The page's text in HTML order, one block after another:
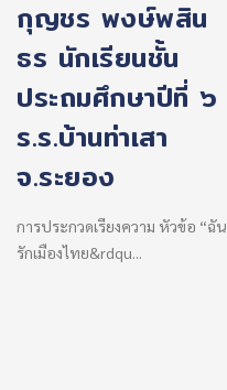
กุญชร พงษ์พสิน
ธร นักเรียนชั้น
ประถมศึกษาปีที่ ๖
ร.ร.บ้านท่าเสา
จ.ระยอง
การประกวดเรียงความ หัวข้อ “ฉัน
รักเมืองไทย&rdqu...